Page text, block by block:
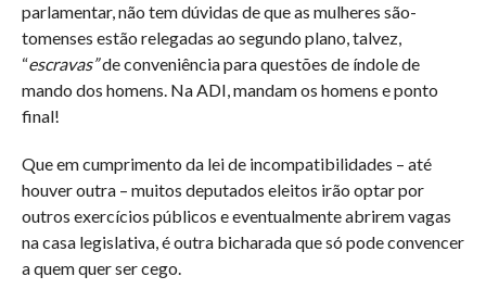
parlamentar, não tem dúvidas de que as mulheres são-
tomenses estão relegadas ao segundo plano, talvez,
“escravas”de conveniência para questões de índole de
mando dos homens. Na ADI, mandam os homens e ponto
final!
Que em cumprimento da lei de incompatibilidades – até
houver outra – muitos deputados eleitos irão optar por
outros exercícios públicos e eventualmente abrirem vagas
na casa legislativa, é outra bicharada que só pode convencer
a quem quer ser cego.